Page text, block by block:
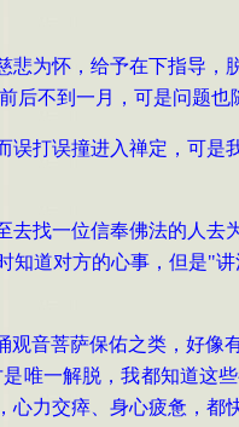
为怀，给予在下指导，
不到一月，可是问题也
打误撞进入禅定，可是
去找一位信奉佛法的人去
知道对方的心事，但是"讲
观音菩萨保佑之类，好像
唯一解脱，我都知道这
力交瘁、身心疲惫，都